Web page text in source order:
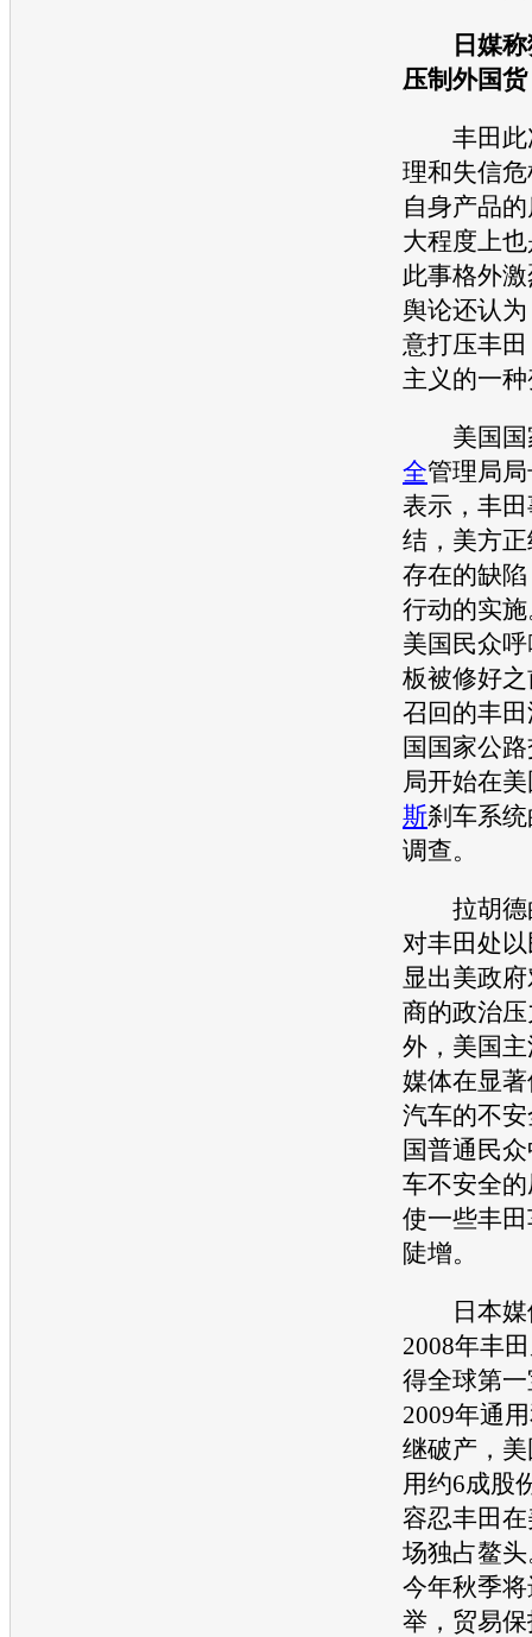
日媒称
压制外国货
丰田
理和失信
自身产品
大程度上
此事格外
舆论还认
意打压丰田
主义的一
美国国
全管理局
表示， 丰田
结，美方
存在的缺
行动的实
美国民众
板被修好
召回 的丰
国国家公路
局开始在
斯刹车系
调查。
拉胡德
对丰田处
显出美政
商的政治
外，美国
媒体在显
汽车的不
国普通民
车不安全
使一些丰田
陡增。
日本媒
2008年丰田
得全球第
2009年通用
继破产，
用约6成股
容忍丰田
场独占鳌
今年秋季
举，贸易